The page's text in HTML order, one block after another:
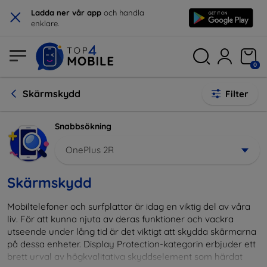
× Ladda ner vår app och handla
enklare.
0
Skärmskydd Filter
Snabbsökning
OnePlus 2R
Skärmskydd
Mobiltelefoner och surfplattor är idag en viktig del av våra
liv. För att kunna njuta av deras funktioner och vackra
utseende under lång tid är det viktigt att skydda skärmarna
på dessa enheter. Display Protection-kategorin erbjuder ett
brett urval av högkvalitativa skyddselement som härdat